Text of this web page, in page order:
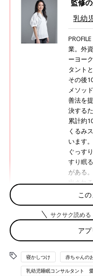
監修
乳幼
業。外
ーヨー
タント
その後
メソッ
善法を
決する
累計約
くるみ
います
ぐっす
すり眠
がある
出され
（
■Home
■Twitter
ャンネ
こ
サクサク読め
ア
寝かしつけ 赤ちゃんの
乳幼児睡眠コンサルタント